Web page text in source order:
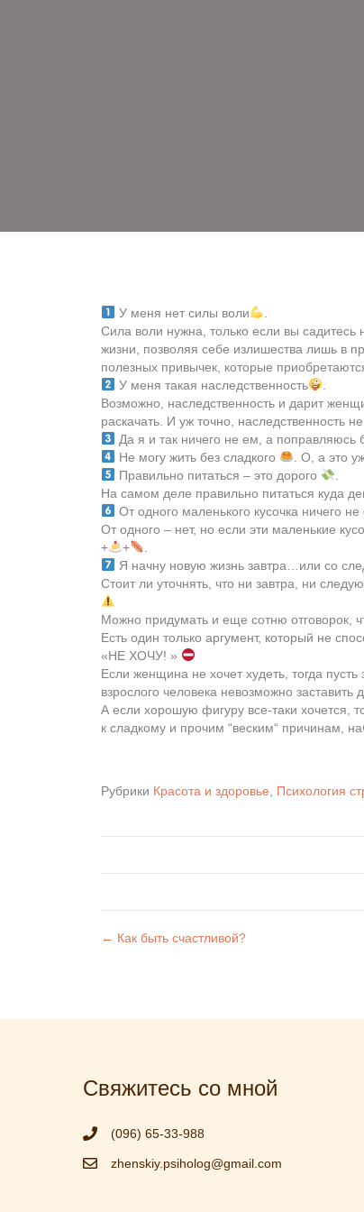
У меня нет силы воли
Сила воли нужна, только если вы садитесь
жизни, позволяя себе излишества лишь в
полезных привычек, которые
У меня такая наследственность
Возможно, наследственность и дарит
раскачать. И уж точно, наследственность
Да я и так ничего не ем, а поправляюсь
Не могу жить без сладкого
. О, а это
Правильно питаться – это дорого
На самом деле правильно питаться куда
От одного маленького кусочка ничего
От одного – нет, но если эти маленькие
+
+
Я начну новую жизнь завтра…или со
Стоит ли уточнять, что ни завтра, ни
Можно придумать и еще сотню отговорок,
Есть один только аргумент, который не
«НЕ ХОЧУ! »
Если женщина не хочет худеть, тогда
взрослого человека невозможно
А если хорошую фигуру все-таки хочется,
к сладкому и прочим “веским“ причинам,
Рубрики Красота и здоровье Психология
НАВИГАЦИЯ
ЗАПИСЯМ
← Как быть счастливой?
Свяжитесь со мной
(096) 65-33-988
zhenskiy.psiholog@gmail.com